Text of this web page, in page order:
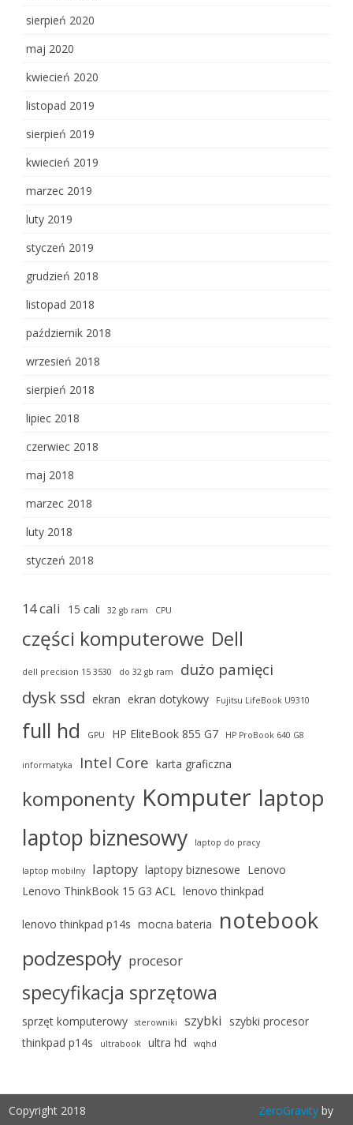
sierpień 2020
maj 2020
kwiecień 2020
listopad 2019
sierpień 2019
kwiecień 2019
marzec 2019
luty 2019
styczeń 2019
grudzień 2018
listopad 2018
październik 2018
wrzesień 2018
sierpień 2018
lipiec 2018
czerwiec 2018
maj 2018
marzec 2018
luty 2018
styczeń 2018
14 cali 15 cali 32 gb ram CPU
części komputerowe Dell
dell precision 15 3530 do 32 gb ram dużo pamięci
dysk ssd ekran ekran dotykowy Fujitsu LifeBook U9310
full hd GPU HP EliteBook 855 G7 HP ProBook 640 G8
informatyka Intel Core karta graficzna
komponenty Komputer laptop
laptop biznesowy laptop do pracy
laptop mobilny laptopy laptopy biznesowe Lenovo
Lenovo ThinkBook 15 G3 ACL
lenovo thinkpad
lenovo thinkpad p14s mocna bateria notebook
podzespoły procesor
specyfikacja sprzętowa
sprzęt komputerowy sterowniki szybki
szybki procesor
thinkpad p14s
ultrabook ultra hd wqhd
Copyright 2018 ZeroGravityby